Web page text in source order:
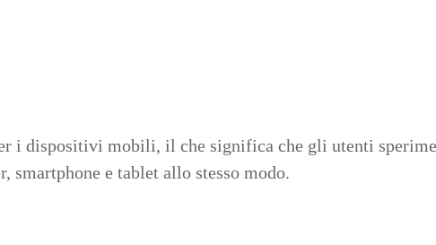
i dispositivi mobili, il che significa che gli utenti
e tablet allo stesso modo.